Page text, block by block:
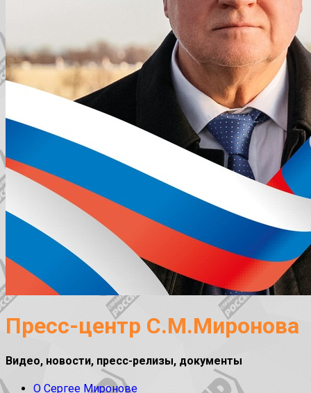
Пресс-центр С.М.Миронова
Видео, новости, пресс-релизы, документы
О Сергее Миронове